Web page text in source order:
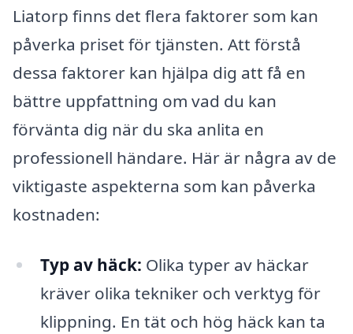
Liatorp finns det flera faktorer som kan
påverka priset för tjänsten. Att förstå
dessa faktorer kan hjälpa dig att få en
bättre uppfattning om vad du kan
förvänta dig när du ska anlita en
professionell händare. Här är några av de
viktigaste aspekterna som kan påverka
kostnaden:
Typ av häck: Olika typer av häckar
kräver olika tekniker och verktyg för
klippning. En tät och hög häck kan ta